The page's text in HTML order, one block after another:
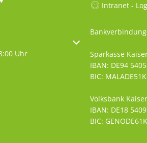
Öffnungs- oder Schließzeiten
Uhr
Intranet -
Sparkasse
IBAN: DE94
BIC:
Volksbank
IBAN: DE18
BIC: